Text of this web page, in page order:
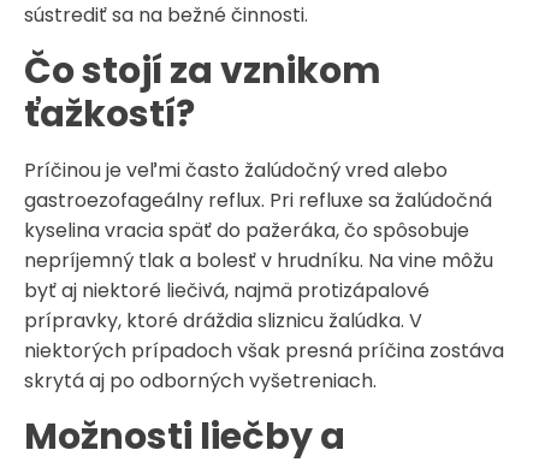
sústrediť sa na bežné činnosti.
Čo stojí za vznikom
ťažkostí?
Príčinou je veľmi často žalúdočný vred alebo
gastroezofageálny reflux. Pri refluxe sa žalúdočná
kyselina vracia späť do pažeráka, čo spôsobuje
nepríjemný tlak a bolesť v hrudníku. Na vine môžu
byť aj niektoré liečivá, najmä protizápalové
prípravky, ktoré dráždia sliznicu žalúdka. V
niektorých prípadoch však presná príčina zostáva
skrytá aj po odborných vyšetreniach.
Možnosti liečby a